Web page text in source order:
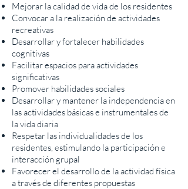
Mejorar la calidad de vida de los residentes
Convocar a la realización de actividades
recreativas
Desarrollar y fortalecer habilidades
cognitivas
Facilitar espacios para actividades
significativas
Promover habilidades sociales
Desarrollar y mantener la independencia en
las actividades básicas e instrumentales de
la vida diaria
Respetar las individualidades de los
residentes, estimulando la participación e
interacción grupal
Favorecer el desarrollo de la actividad física
a través de diferentes propuestas